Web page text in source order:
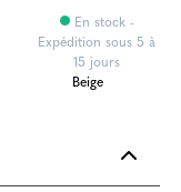
En stock -
Expédition sous 5 à
15 jours
Beige